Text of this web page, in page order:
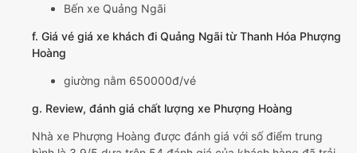
Bến xe Quảng Ngãi
f. Giá vé giá xe khách đi Quảng Ngãi từ Thanh Hóa Phượng
Hoàng
giường nằm 650000đ/vé
g. Review, đánh giá chất lượng xe Phượng Hoàng
Nhà xe Phượng Hoàng được đánh giá với số điểm trung